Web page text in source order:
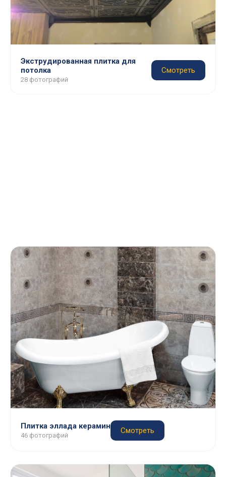
Экструдированная плитка для
потолка
28 фотографий
Смотреть
Плитка эллада керамин
46 фотографий
Смотреть